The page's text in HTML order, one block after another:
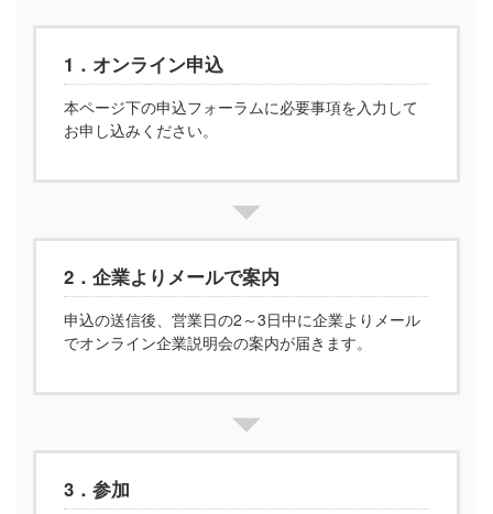
1．オンライン申込
本ページ下の申込フォーラムに必要事項を入力して
お申し込みください。
2．企業よりメールで案内
申込の送信後、営業日の2～3日中に企業よりメール
でオンライン企業説明会の案内が届きます。
3．参加